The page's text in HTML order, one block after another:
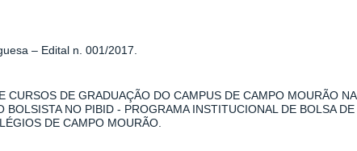
– Edital n. 001/2017.
CURSOS DE GRADUAÇÃO DO CAMPUS DE CAMPO MOURÃO NA
BOLSISTA NO PIBID - PROGRAMA INSTITUCIONAL DE BOLSA DE
DE CAMPO MOURÃO.